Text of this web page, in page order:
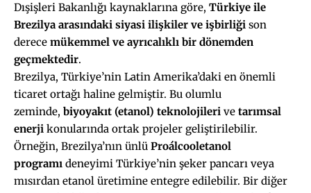
Dışişleri Bakanlığı kaynaklarına göre, Türkiye ile
Brezilya arasındaki siyasi ilişkiler ve işbirliği son
derece mükemmel ve ayrıcalıklı bir dönemden
geçmektedir.
Brezilya, Türkiye’nin Latin Amerika’daki en önemli
ticaret ortağı haline gelmiştir. Bu olumlu
zeminde, biyoyakıt (etanol) teknolojileri ve tarımsal
enerji konularında ortak projeler geliştirilebilir.
Örneğin, Brezilya’nın ünlü Proálcooletanol
programı deneyimi Türkiye’nin şeker pancarı veya
mısırdan etanol üretimine entegre edilebilir. Bir diğer